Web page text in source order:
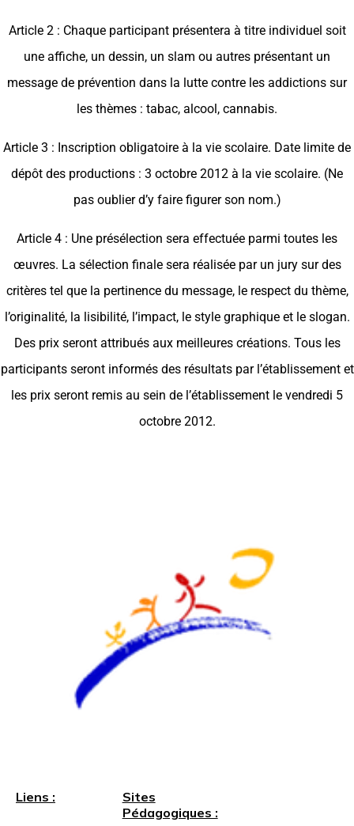
Article 2 : Chaque participant présentera à titre individuel soit
une affiche, un dessin, un slam ou autres présentant un
message de prévention dans la lutte contre les addictions sur
les thèmes : tabac, alcool, cannabis.
Article 3 : Inscription obligatoire à la vie scolaire. Date limite de
dépôt des productions : 3 octobre 2012 à la vie scolaire. (Ne
pas oublier d’y faire figurer son nom.)
Article 4 : Une présélection sera effectuée parmi toutes les
œuvres. La sélection finale sera réalisée par un jury sur des
critères tel que la pertinence du message, le respect du thème,
l’originalité, la lisibilité, l’impact, le style graphique et le slogan.
Des prix seront attribués aux meilleures créations. Tous les
participants seront informés des résultats par l’établissement et
les prix seront remis au sein de l’établissement le vendredi 5
octobre 2012.
Liens :
Sites
Pédagogiques :